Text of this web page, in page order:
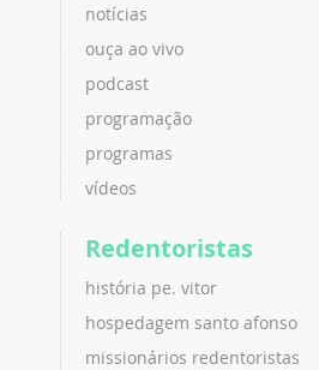
notícias
ouça ao vivo
podcast
programação
programas
vídeos
Redentoristas
história pe. vitor
hospedagem santo afonso
missionários redentoristas